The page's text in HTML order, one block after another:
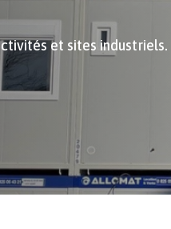
et sites industriels.